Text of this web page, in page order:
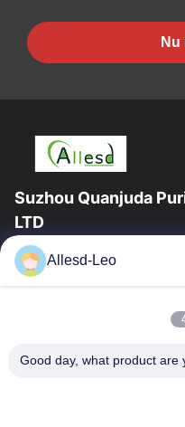
Suzhou Quanjuda
LTD
16years ervaring, als
ESD & Cleanroom
Huis
Allesd-Leo
Good day, what product are